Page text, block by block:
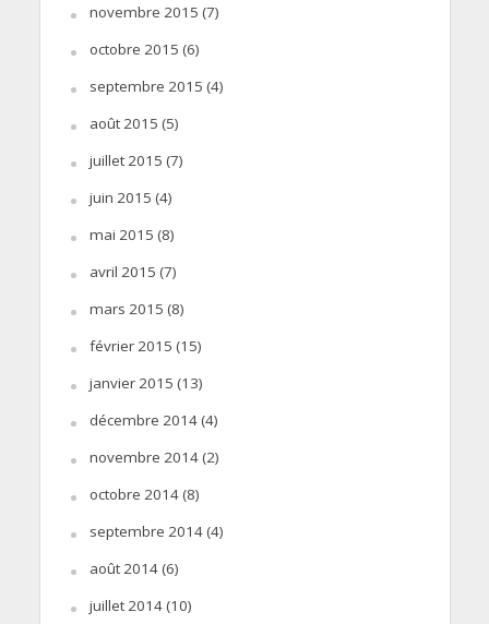
novembre 2015 (7)
octobre 2015 (6)
septembre 2015 (4)
août 2015 (5)
juillet 2015 (7)
juin 2015 (4)
mai 2015 (8)
avril 2015 (7)
mars 2015 (8)
février 2015 (15)
janvier 2015 (13)
décembre 2014(4)
novembre 2014(2)
octobre 2014(8)
septembre 2014(4)
août 2014(6)
juillet 2014(10)